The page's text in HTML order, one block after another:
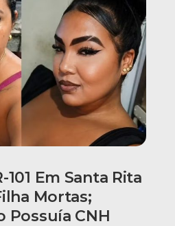
101 Em Santa Rita
Mortas;
Possuía CNH